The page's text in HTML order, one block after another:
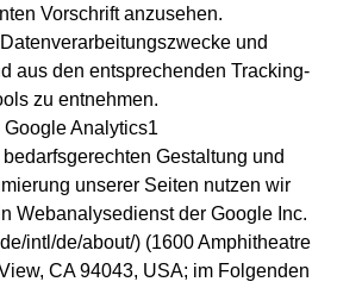
Vorschrift anzusehen.
und
aus den entsprechenden Tracking-
zu entnehmen.
Google Analytics1
Gestaltung und
unserer Seiten nutzen wir
Webanalysedienst der Google Inc.
intl/de/about/) (1600 Amphitheatre
CA 94043, USA; im Folgenden